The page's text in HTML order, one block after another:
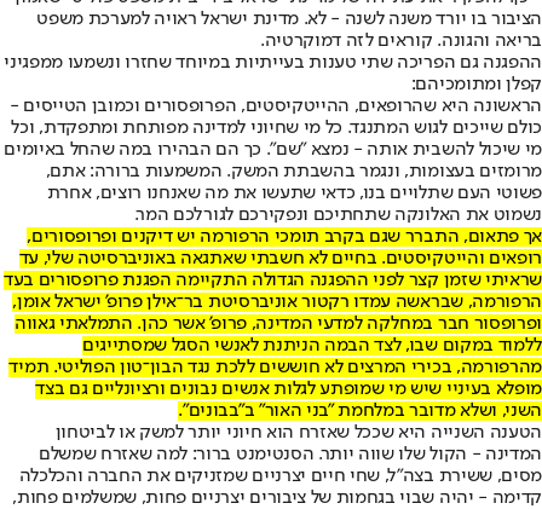
הציבור בו יורד משנה לשנה - לא. מדינת ישראל ראויה למערכת משפט
בריאה והגונה. קוראים לזה דמוקרטיה.
ההפגנה גם הפריכה שתי טענות בעייתיות במיוחד שחזרו ונשמעו ממפגיני
קפלן ומתומכיהם:
הראשונה היא שהרופאים, ההייטקיסטים, הפרופסורים וכמובן הטייסים -
כולם שייכים לגוש המתנגד. כל מי שחיוני למדינה מפותחת ומתפקדת, וכל
מי שיכול להשבית אותה - נמצא "שם". כך הם הבהירו במה שהחל באיומים
מרומזים בעצומות, ונגמר בהשבתת המשק. המשמעות ברורה: אתם,
פשוטי העם שתלויים בנו, כדאי שתעשו את מה שאנחנו רוצים, אחרת
נשמוט את האלונקה שתחתיכם ונפקירכם לגורלכם המר.
אך פתאום, התברר שגם בקרב תומכי הרפורמה יש דיקנים ופרופסורים,
רופאים והייטקיסטים. בחיים לא חשבתי שאתגאה באוניברסיטה שלי, עד
שראיתי שזמן קצר לפני ההפגנה הגדולה התקיימה הפגנת פרופסורים בעד
הרפורמה, שבראשה עמדו רקטור אוניברסיטת בר־אילן פרופ' ישראל אומן,
ופרופסור חבר במחלקה למדעי המדינה, פרופ' אשר כהן. התמלאתי גאווה
ללמוד במקום שבו, לצד הבמה הניתנת לאנשי הסגל שמסתייגים
מהרפורמה, בכירי המרצים לא חוששים ללכת נגד הבון־טון הפוליטי. תמיד
מופלא בעיניי שיש מי שמופתע לגלות אנשים נבונים ורציונליים גם בצד
השני, ושלא מדובר במלחמת "בני האור" ב"בבונים".
הטענה השנייה היא שככל שאזרח הוא חיוני יותר למשק או לביטחון
המדינה - הקול שלו שווה יותר. הסנטימנט ברור: למה שאזרח שמשלם
מסים, ששירת בצה"ל, שחי חיים יצרניים שמזניקים את החברה והכלכלה
קדימה - יהיה שבוי בגחמות של ציבורים יצרניים פחות, שמשלמים פחות,